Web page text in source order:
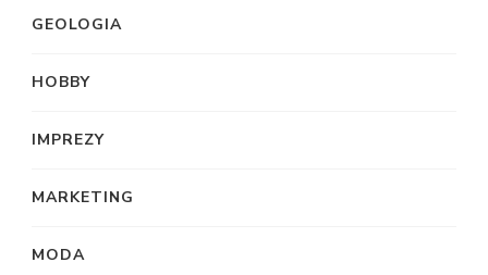
GEOLOGIA
HOBBY
IMPREZY
MARKETING
MODA